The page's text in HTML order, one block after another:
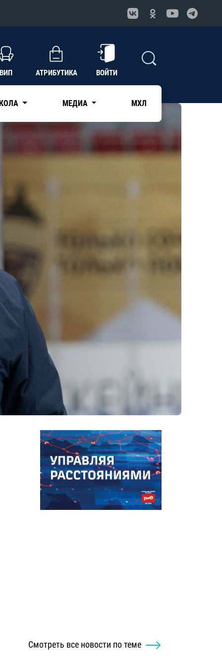
ВИП АТРИБУТИКА ВОЙТИ
МЕДИА МХЛ
Смотреть все новости по теме